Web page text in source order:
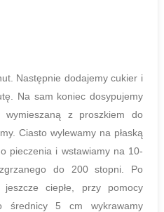
Następnie dodajemy cukier i
Na sam koniec dosypujemy
z proszkiem do
Ciasto wylewamy na płaską
pieczenia i wstawiamy na 10-
do 200 stopni. Po
ciepłe, przy pomocy
średnicy 5 cm wykrawamy